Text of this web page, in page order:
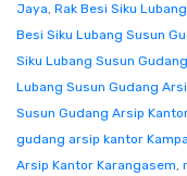
Jaya, Rak Besi Siku
Besi Siku Lubang Susun
Siku Lubang Susun
Lubang Susun Gudang
Susun Gudang Arsip
gudang arsip kantor
Arsip Kantor Karangasem,